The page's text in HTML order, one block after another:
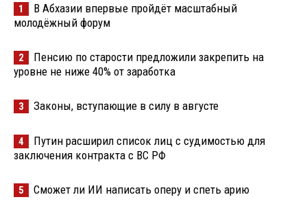
1
В Абхазии впервые пройдёт масштабный
молодёжный форум
2
Пенсию по старости предложили закрепить на
уровне не ниже 40% от заработка
3 Законы, вступающие в силу в августе
4
Путин расширил список лиц с судимостью для
заключения контракта с ВС РФ
5 Сможет ли ИИ написать оперу и спеть арию